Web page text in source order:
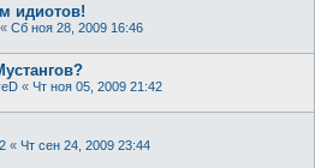
идиотов!
« Сб ноя 28, 2009 16:46
« Чт ноя 05, 2009 21:42
« Чт сен 24, 2009 23:44